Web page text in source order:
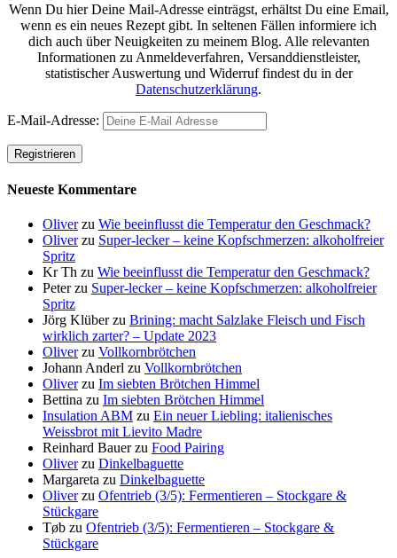
Wenn Du hier Deine Mail-Adresse einträgst, erhältst Du eine Email,
wenn es ein neues Rezept gibt. In seltenen Fällen informiere ich
dich auch über Neuigkeiten zu meinem Blog. Alle relevanten
Informationen zu Anmeldeverfahren, Versanddienstleister,
statistischer Auswertung und Widerruf findest du in der
Datenschutzerklärung.
E-Mail-Adresse:
Neueste Kommentare
Oliverzu Wie beeinflusst die Temperatur den Geschmack?
Oliverzu Super-lecker – keine Kopfschmerzen: alkoholfreier
Spritz
Kr Th zu Wie beeinflusst die Temperatur den Geschmack?
Peterzu Super-lecker – keine Kopfschmerzen: alkoholfreier
Spritz
Jörg Klüberzu Brining: macht Salzlake Fleisch und Fisch
wirklich zarter? – Update 2023
Oliverzu Vollkornbrötchen
Johann Anderl zu Vollkornbrötchen
Oliverzu Im siebten Brötchen Himmel
Bettina zu Im siebten Brötchen Himmel
Insulation ABM zu Ein neuer Liebling: italienisches
Weissbrot mit Lievito Madre
Reinhard Bauerzu Food Pairing
Oliverzu Dinkelbaguette
Margareta zu Dinkelbaguette
Oliverzu Ofentrieb (3/5): Fermentieren – Stockgare &
Stückgare
Tøb zu Ofentrieb (3/5): Fermentieren – Stockgare &
Stückgare